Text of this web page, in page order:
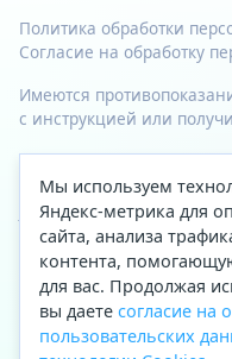
Политика обработки
Согласие на обработку
Имеются
с инструкцией или
© 2023—2026 Все права
Адрес
Архангельск, ул.
автоцентра «Тойота»)
Приемная Генерального
Мы используем
Яндекс-метрика для
сайта, анализа
контента,
для вас. Продолжая
вы даете согласие на
пользовательских